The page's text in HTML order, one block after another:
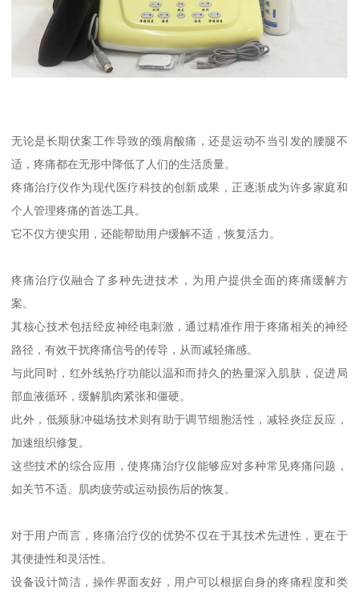
无论是长期伏案工作导致的颈肩酸痛，还是运动不当引发的腰腿不
适，疼痛都在无形中降低了人们的生活质量。
疼痛治疗仪作为现代医疗科技的创新成果，正逐渐成为许多家庭和
个人管理疼痛的首选工具。
它不仅方便实用，还能帮助用户缓解不适，恢复活力。
疼痛治疗仪融合了多种先进技术，为用户提供全面的疼痛缓解方
案。
其核心技术包括经皮神经电刺激，通过精准作用于疼痛相关的神经
路径，有效干扰疼痛信号的传导，从而减轻痛感。
与此同时，红外线热疗功能以温和而持久的热量深入肌肤，促进局
部血液循环，缓解肌肉紧张和僵硬。
此外，低频脉冲磁场技术则有助于调节细胞活性，减轻炎症反应，
加速组织修复。
这些技术的综合应用，使疼痛治疗仪能够应对多种常见疼痛问题，
如关节不适、肌肉疲劳或运动损伤后的恢复。
对于用户而言，疼痛治疗仪的优势不仅在于其技术先进性，更在于
其便捷性和灵活性。
设备设计简洁，操作界面友好，用户可以根据自身的疼痛程度和类